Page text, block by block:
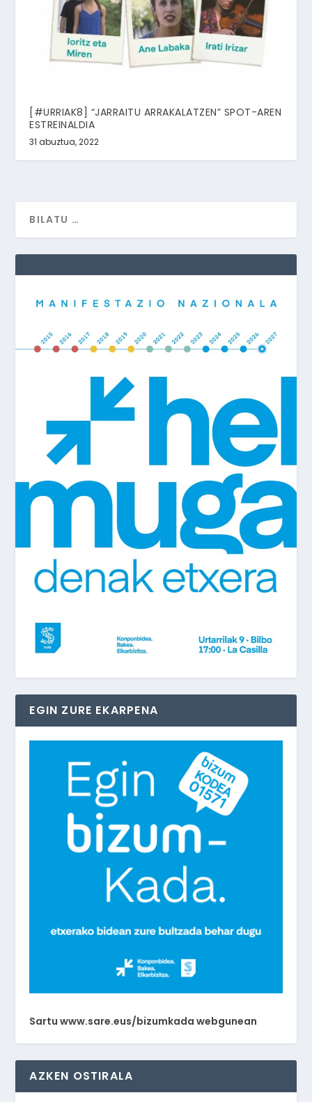
[#URRIAK8] “JARRAITU ARRAKALATZEN” SPOT-AREN
ESTREINALDIA
31 abuztua, 2022
EGIN ZURE EKARPENA
Sartu www.sare.eus/bizumkada webgunean
AZKEN OSTIRALA